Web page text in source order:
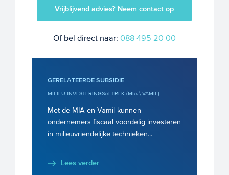
Vrijblijvend advies? Neem contact op
Of bel direct naar: 088 495 20 00
GERELATEERDE SUBSIDIE
MILIEU-INVESTERINGSAFTREK (MIA \ VAMIL)
Met de MIA en Vamil kunnen
ondernemers fiscaal voordelig investeren
in milieuvriendelijke technieken...
Lees verder